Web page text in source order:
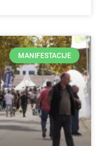
MANIFESTACIJE